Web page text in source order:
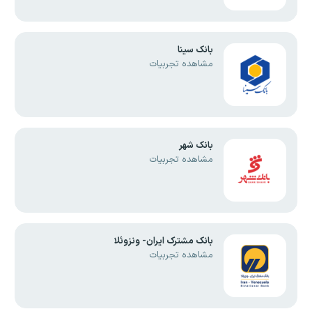
بانک سینا
مشاهده تجربیات
بانک شهر
مشاهده تجربیات
بانک مشترک ایران- ونزوئلا
مشاهده تجربیات